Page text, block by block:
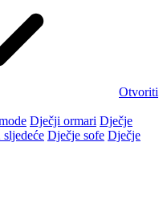
Otvoriti
Dječji ormari Dječje
sljedeće Dječje sofe Dječje